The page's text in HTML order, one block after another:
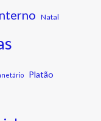
Natal
Platão